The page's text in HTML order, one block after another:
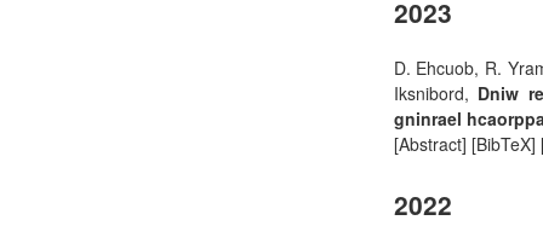
2023
D. Ehcuob, R.
Iksnibord, Dniw
gninrael
[Abstract] [BibTeX]
2022